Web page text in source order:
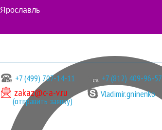
Ярославль
+7 (499) 707-14-11 +7 (812) 409-96-57
zakaz@c-a-v.ru
(отправить заявку)
Vladimir.gninenko